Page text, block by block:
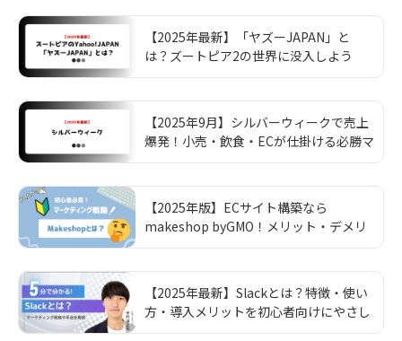
【2025年最新】「ヤズーJAPAN」と
は？ズートピア2の世界に没入しよう
【2025年9月】シルバーウィークで売上
爆発！小売・飲食・ECが仕掛ける必勝マ
ーケ戦略
【2025年版】ECサイト構築なら
makeshop byGMO！メリット・デメリ
ットと失敗しない選び方
【2025年最新】Slackとは？特徴・使い
方・導入メリットを初心者向けにやさし
く解説